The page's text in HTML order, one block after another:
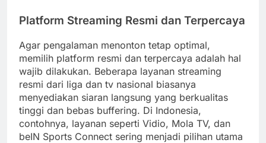
Platform Streaming Resmi dan Terpercaya
Agar pengalaman menonton tetap optimal,
memilih platform resmi dan terpercaya adalah hal
wajib dilakukan. Beberapa layanan streaming
resmi dari liga dan tv nasional biasanya
menyediakan siaran langsung yang berkualitas
tinggi dan bebas buffering. Di Indonesia,
contohnya, layanan seperti Vidio, Mola TV, dan
beIN Sports Connect sering menjadi pilihan utama